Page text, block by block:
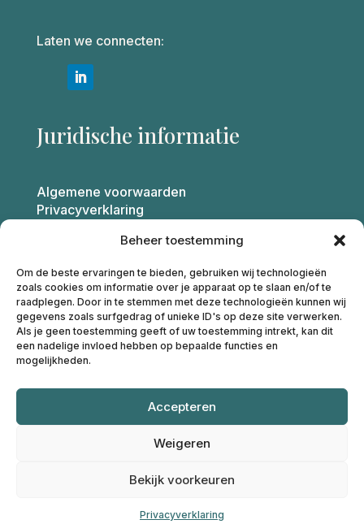
Beheer toestemming
Om de beste ervaringen te bieden, gebruiken wij technologieën
zoals cookies om informatie over je apparaat op te slaan en/of te
raadplegen. Door in te stemmen met deze technologieën kunnen wij
gegevens zoals surfgedrag of unieke ID's op deze site verwerken.
Als je geen toestemming geeft of uw toestemming intrekt, kan dit
een nadelige invloed hebben op bepaalde functies en
mogelijkheden.
Accepteren
Weigeren
Bekijk voorkeuren
Privacyverklaring
Laten we connecten:
Juridische informatie
Algemene voorwaarden
Privacyverklaring
Coaching
M: 068687881
E:info@francavanmontfoort.nl
IBAN: NL91INGB0004674915